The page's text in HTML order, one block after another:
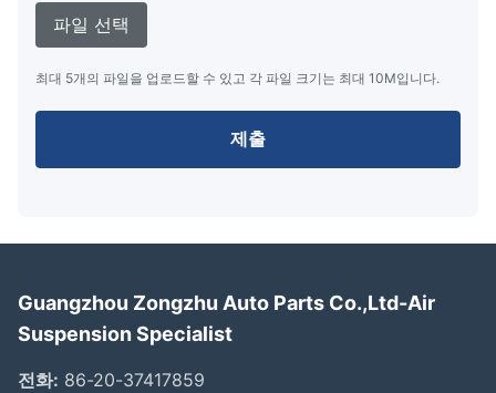
파일 선택
최대 5개의 파일을 업로드할 수 있고 각 파일 크기는 최대 10M입니다.
제출
Guangzhou Zongzhu Auto Parts Co.,Ltd-Air
Suspension Specialist
전화: 86-20-37417859